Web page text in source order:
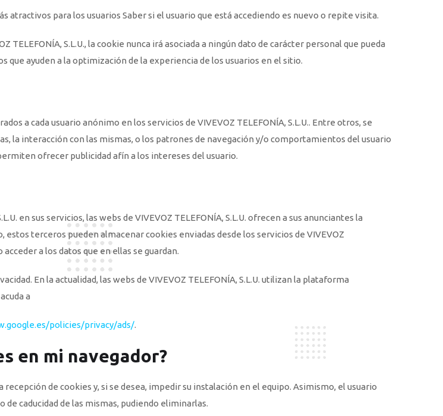
para los usuarios Saber si el usuario que está accediendo es nuevo o repite visita.
S.L.U., la cookie nunca irá asociada a ningún dato de carácter personal que pueda
ayuden a la optimización de la experiencia de los usuarios en el sitio.
a cada usuario anónimo en los servicios de VIVEVOZ TELEFONÍA, S.L.U.. Entre otros, se
la interacción con las mismas, o los patrones de navegación y/o comportamientos del usuario
ofrecer publicidad afín a los intereses del usuario.
en sus servicios, las webs de VIVEVOZ TELEFONÍA, S.L.U. ofrecen a sus anunciantes la
terceros pueden almacenar cookies enviadas desde los servicios de VIVEVOZ
a los datos que en ellas se guardan.
En la actualidad, las webs de VIVEVOZ TELEFONÍA, S.L.U. utilizan la plataforma
a
policies/privacy/ads/.
en mi navegador?
de cookies y, si se desea, impedir su instalación en el equipo. Asimismo, el usuario
caducidad de las mismas, pudiendo eliminarlas.